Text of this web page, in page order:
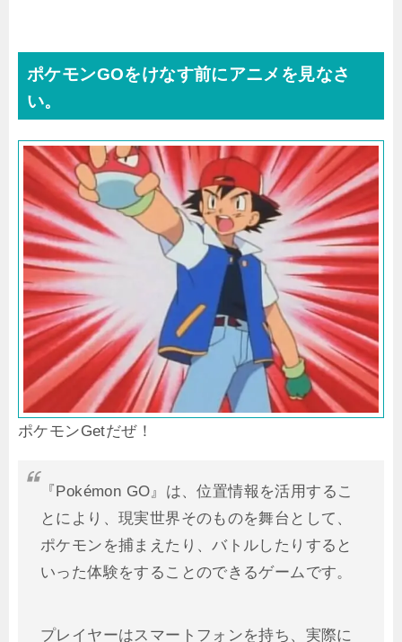
ポケモンGOをけなす前にアニメを見なさ
い。
ポケモンGetだぜ！
『Pokémon GO』は、位置情報を活用するこ
とにより、現実世界そのものを舞台として、
ポケモンを捕まえたり、バトルしたりすると
いった体験をすることのできるゲームです。
プレイヤーはスマートフォンを持ち、実際に